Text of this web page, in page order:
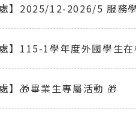
處】2025/12-2026/5 服務
】115-1學年度外國學生
】🎁畢業生專屬活動 🎁